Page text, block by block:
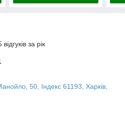
за рік
50, Індекс 61193, Харків,